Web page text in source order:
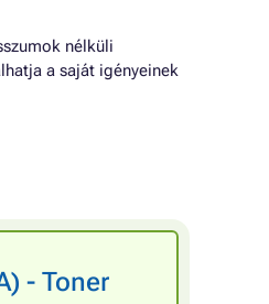
nélküli
a saját igényeinek
- Toner